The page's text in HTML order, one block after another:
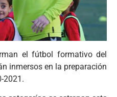
el fútbol formativo del
inmersos en la preparación
2021.